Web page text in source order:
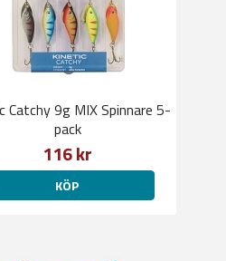
Catchy 9g MIX Spinnare 5-
pack
116 kr
KÖP